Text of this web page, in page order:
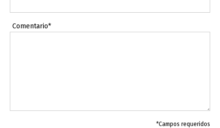
Comentario*
*Campos requeridos